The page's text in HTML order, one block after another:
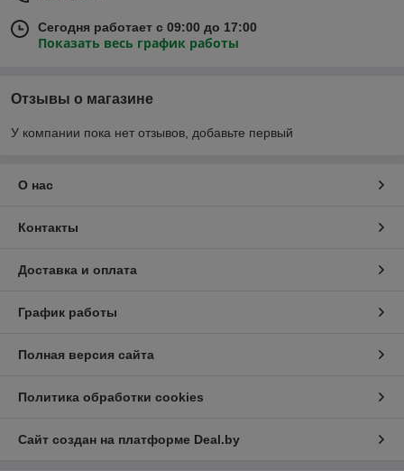
Сегодня работает с 09:00 до 17:00
Показать весь график работы
Отзывы о магазине
У компании пока нет отзывов, добавьте первый
О нас
Контакты
Доставка и оплата
График работы
Полная версия сайта
Политика обработки cookies
Сайт создан на платформе Deal.by